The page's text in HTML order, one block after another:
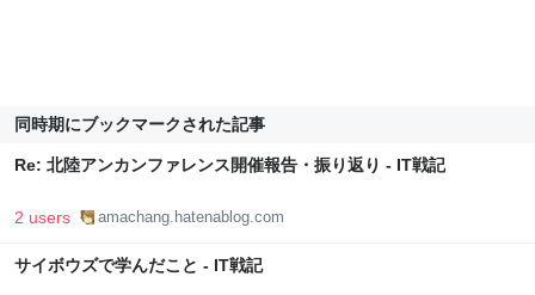
同時期にブックマークされた記事
Re: 北陸アンカンファレンス開催報告・振り返り - IT戦記
2 users amachang.hatenablog.com
サイボウズで学んだこと - IT戦記